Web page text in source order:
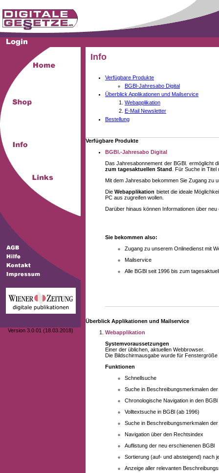
Version 3.0.01 (18.03.2018)
Info
Verfügbare Produkte
BGBl-Jahresabo Digital
Überblick Applikationen und Mailservice
Webapplikation
E-Mail Newsletter
Bestellung
Verfügbare Produkte
BGBl.-Jahresabo Digital
Das Jahresabonnement der BGBl. ermöglicht
zum tagesaktuellen Stand . Für Suche in
Mit dem Jahresabo bekommen Sie Zugang zu
DieWebapplikation bietet die ideale
PC aus zugreifen wollen.
Darüber hinaus können Informationen über
Sie bekommen also:
Zugang zu unserem Onlinedienst mit
Mailservice
Alle BGBl seit 1996 bis zum
Überblick Applikationen und Mailservice
Webapplikation
Systemvoraussetzungen
Einer der üblichen, aktuellen Webbrowser.
Die Bildschirmausgabe wurde für
Funktionen
Schnellsuche
Suche in Beschreibungsmerkmalen
Chronologische Navigation in den BGBl
Volltextsuche in BGBl (ab 1996)
Suche in Beschreibungsmerkmalen
Navigation über den Rechtsindex
Auflistung der neu erschienenen BGBl
Sortierung (auf- und absteigend) nach
Anzeige aller relevanten